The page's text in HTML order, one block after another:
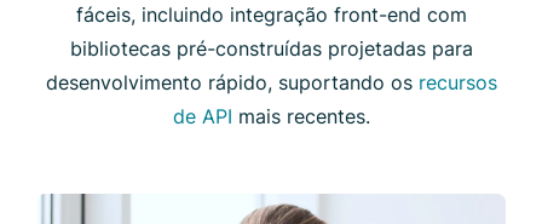
fáceis, incluindo integração front-end com
bibliotecas pré-construídas projetadas para
desenvolvimento rápido, suportando os recursos
de API mais recentes.